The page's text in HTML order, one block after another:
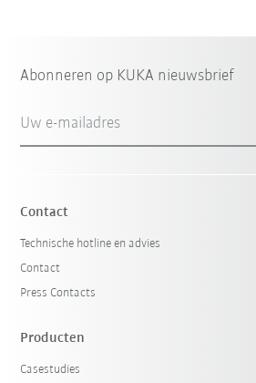
Abonneren op KUKA nieuwsbrief
Uw e-mailadres
Contact
Technische hotline en advies
Contact
Press Contacts
Producten
Casestudies